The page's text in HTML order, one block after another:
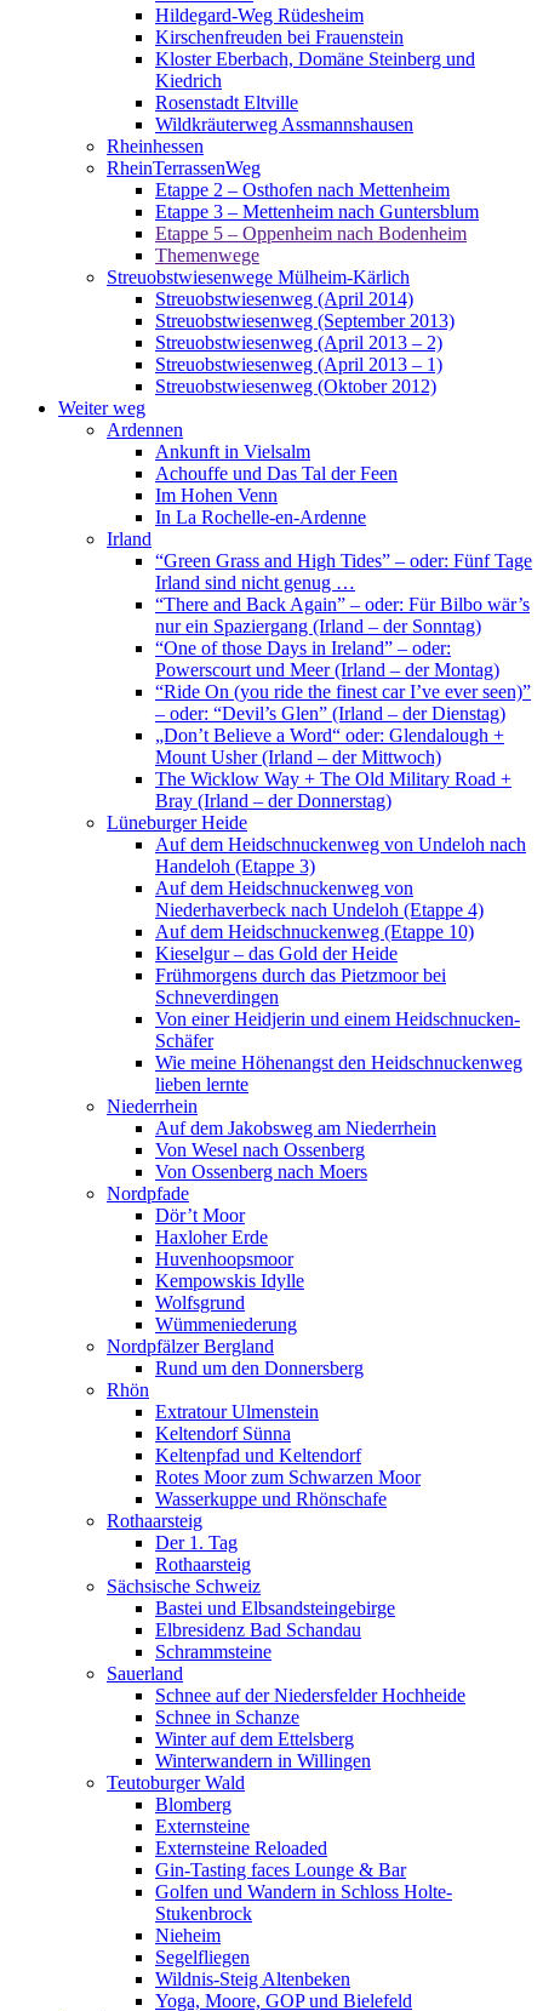
Hildegard-Weg Rüdesheim
Kirschenfreuden bei Frauenstein
Kloster Eberbach, Domäne Steinberg und
Kiedrich
Rosenstadt Eltville
Wildkräuterweg Assmannshausen
Rheinhessen
RheinTerrassenWeg
Etappe 2 – Osthofen nach Mettenheim
Etappe 3 – Mettenheim nach Guntersblum
Etappe 5 – Oppenheim nach Bodenheim
Themenwege
Streuobstwiesenwege Mülheim-Kärlich
Streuobstwiesenweg (April 2014)
Streuobstwiesenweg (September 2013)
Streuobstwiesenweg (April 2013 – 2)
Streuobstwiesenweg (April 2013 – 1)
Streuobstwiesenweg (Oktober 2012)
Weiter weg
Ardennen
Ankunft in Vielsalm
Achouffe und Das Tal der Feen
Im Hohen Venn
In La Rochelle-en-Ardenne
Irland
“Green Grass and High Tides” – oder: Fünf Tage
Irland sind nicht genug …
“There and Back Again” – oder: Für Bilbo wär’s
nur ein Spaziergang (Irland – der Sonntag)
“One of those Days in Ireland” – oder:
Powerscourt und Meer (Irland – der Montag)
“Ride On (you ride the finest car I’ve ever seen)”
– oder: “Devil’s Glen” (Irland – der Dienstag)
„Don’t Believe a Word“ oder: Glendalough +
Mount Usher (Irland – der Mittwoch)
The Wicklow Way + The Old Military Road +
Bray (Irland – der Donnerstag)
Lüneburger Heide
Auf dem Heidschnuckenweg von Undeloh nach
Handeloh (Etappe 3)
Auf dem Heidschnuckenweg von
Niederhaverbeck nach Undeloh (Etappe 4)
Auf dem Heidschnuckenweg (Etappe 10)
Kieselgur – das Gold der Heide
Frühmorgens durch das Pietzmoor bei
Schneverdingen
Von einer Heidjerin und einem Heidschnucken-
Schäfer
Wie meine Höhenangst den Heidschnuckenweg
lieben lernte
Niederrhein
Auf dem Jakobsweg am Niederrhein
Von Wesel nach Ossenberg
Von Ossenberg nach Moers
Nordpfade
Dör’t Moor
Haxloher Erde
Huvenhoopsmoor
Kempowskis Idylle
Wolfsgrund
Wümmeniederung
Nordpfälzer Bergland
Rund um den Donnersberg
Rhön
Extratour Ulmenstein
Keltendorf Sünna
Keltenpfad und Keltendorf
Rotes Moor zum Schwarzen Moor
Wasserkuppe und Rhönschafe
Rothaarsteig
Der 1. Tag
Rothaarsteig
Sächsische Schweiz
Bastei und Elbsandsteingebirge
Elbresidenz Bad Schandau
Schrammsteine
Sauerland
Schnee auf der Niedersfelder Hochheide
Schnee in Schanze
Winter auf dem Ettelsberg
Winterwandern in Willingen
Teutoburger Wald
Blomberg
Externsteine
Externsteine Reloaded
Gin-Tasting faces Lounge & Bar
Golfen und Wandern in Schloss Holte-
Stukenbrock
Nieheim
Segelfliegen
Wildnis-Steig Altenbeken
Yoga, Moore, GOP und Bielefeld